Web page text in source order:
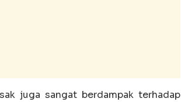
juga sangat berdampak terhadap